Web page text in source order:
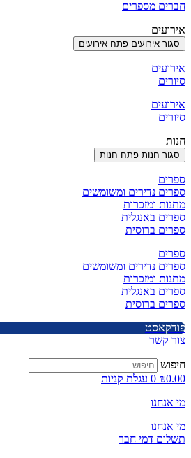
חברים מספרים
אירועים
סגור אירועים פתח אירועים
אירועים
סיורים
אירועים
סיורים
חנות
סגור חנות פתח חנות
ספרים
ספרים נדירים ומשומשים
מתנות ומזכרות
ספרים באנגלית
ספרים ברוסית
ספרים
ספרים נדירים ומשומשים
מתנות ומזכרות
ספרים באנגלית
ספרים ברוסית
פודקאסט
צור קשר
חיפוש
₪0.00
0 עגלת קניות
מי אנחנו
מי אנחנו
תשלום דמי חבר